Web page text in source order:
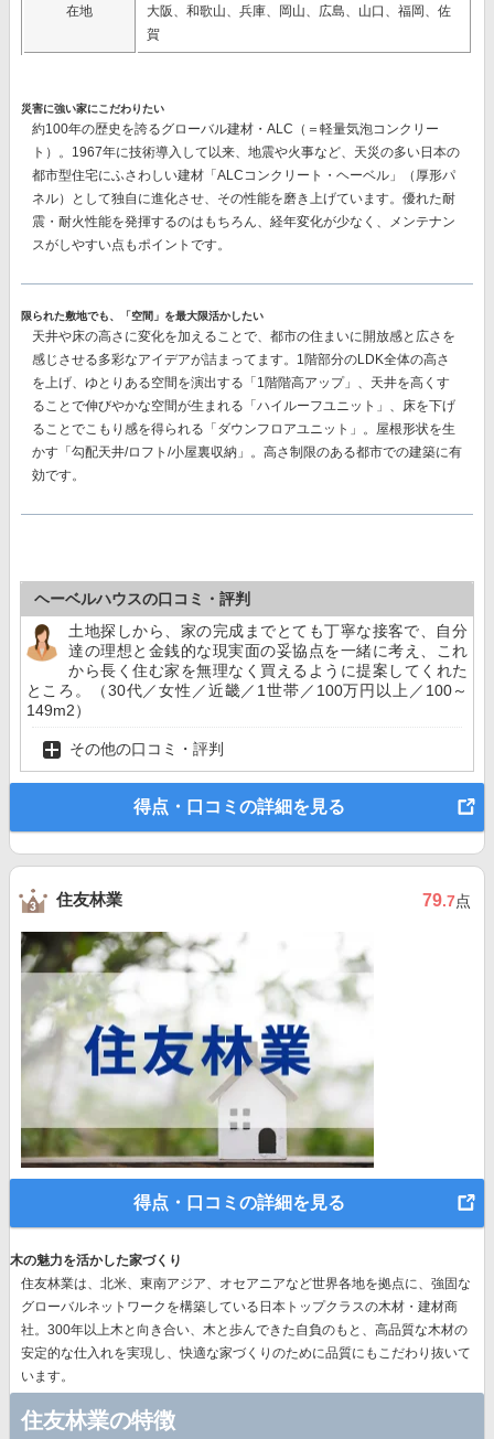
在地
大阪、和歌山、兵庫、岡山、広島、山口、福岡、佐
賀
災害に強い家にこだわりたい
約100年の歴史を誇るグローバル建材・ALC（＝軽量気泡コンクリー
ト）。1967年に技術導入して以来、地震や火事など、天災の多い日本の
都市型住宅にふさわしい建材 「ALCコンクリート・ヘーベル」（厚形パ
ネル）
として独自に進化させ、その性能を磨き上げています。優れた耐
震・耐火性能を発揮するのはもちろん、経年変化が少なく、メンテナン
スがしやすい点もポイントです。
限られた敷地でも、「空間」を最大限活かしたい
天井や床の高さに変化を加えることで、都市の住まいに開放感と広さを
感じさせる多彩なアイデアが詰まってます。1階部分のLDK全体の高さ
を上げ、ゆとりある空間を演出する「1階階高アップ」、天井を高くす
ることで伸びやかな空間が生まれる「ハイルーフユニット」、床を下げ
ることでこもり感を得られる「ダウンフロアユニット」。屋根形状を生
かす「勾配天井/ロフト/小屋裏収納」。高さ制限のある都市での建築に有
効です。
ヘーベルハウスの口コミ・評判
土地探しから、家の完成までとても丁寧な接客で、自分
達の理想と金銭的な現実面の妥協点を一緒に考え、これ
から長く住む家を無理なく買えるように提案してくれた
ところ。（30代／女性／近畿／1世帯／100万円以上／100～
149m2）
その他の口コミ・評判
得点・口コミの詳細を見る
住友林業 79.7点
得点・口コミの詳細を見る
木の魅力を活かした家づくり
住友林業は、北米、東南アジア、オセアニアなど世界各地を拠点に、強固な
グローバルネットワークを構築している日本トップクラスの木材・建材商
社。300年以上木と向き合い、木と歩んできた自負のもと、高品質な木材の
安定的な仕入れを実現し、快適な家づくりのために品質にもこだわり抜いて
います。
住友林業の特徴